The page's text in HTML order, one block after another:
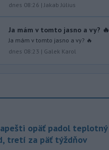
Príčina jeho vzniku
hovorca rafinérie
kultúry (MK) SR
o tom informovala
že obyvateľom nehrozí
dnes 08:26 |Jakab Július
Ja mám v tomto jasno a vy? 🔥
Ja mám v tomto jasno a vy? 🔥
dnes 08:23 | Galek Karol
opäť padol teplotný
tretí za päť týždňov